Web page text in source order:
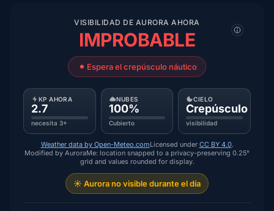
VISIBILIDAD DE AURORA AHORA
IMPROBABLE
Espera el crepúsculo náutico
KP AHORA
2.7
necesita 3+
NUBES
100%
Cubierto
CIELO
Crepúsculo
visibilidad
Weather data by Open-Meteo.comLicensed under CC BY 4.0.
Modified by AuroraMe: location snapped to a privacy-preserving 0.25°
grid and values rounded for display.
☀️ Aurora no visible durante el día